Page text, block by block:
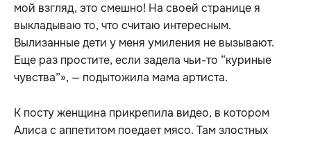
мой взгляд, это смешно! На своей странице я
выкладываю то, что считаю интересным.
Вылизанные дети у меня умиления не вызывают.
Еще раз простите, если задела чьи-то “куриные
чувства”», — подытожила мама артиста.
К посту женщина прикрепила видео, в котором
Алиса с аппетитом поедает мясо. Там злостных